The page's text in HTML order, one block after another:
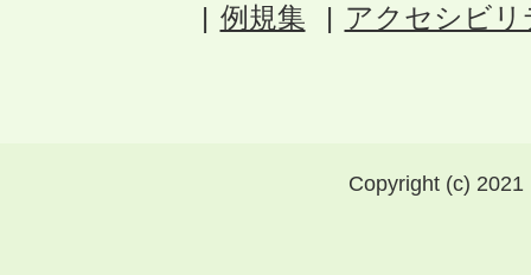
例規集
アクセシビ
Copyright (c)